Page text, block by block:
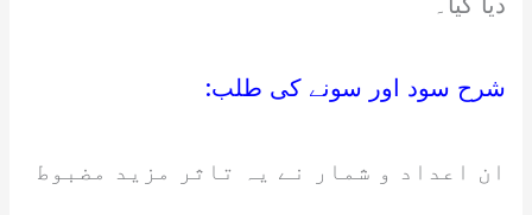
شرح سود اور سونے کی طلب:
ان اعداد و شمار نے یہ تاثر مزید مضبوط